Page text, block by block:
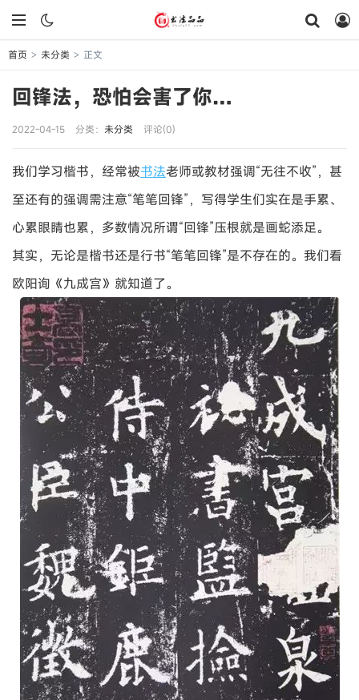
首页 > 未分类 > 正文
回锋法，恐怕会害了你…
2022-04-15 分类： 未分类 评论(0)
我们学习楷书，经常被书法老师或教材强调“无往不收”，甚
至还有的强调需注意“笔笔回锋”，写得学生们实在是手累、
心累眼睛也累，多数情况所谓“回锋”压根就是画蛇添足。
其实，无论是楷书还是行书“笔笔回锋”是不存在的。我们看
欧阳询《九成宫》就知道了。